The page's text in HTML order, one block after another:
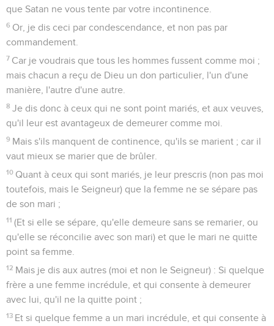
que Satan ne vous tente par votre incontinence.
6 Or, je dis ceci par condescendance, et non pas par
commandement.
7 Car je voudrais que tous les hommes fussent comme moi ;
mais chacun a reçu de Dieu un don particulier, l'un d'une
manière, l'autre d'une autre.
8 Je dis donc à ceux qui ne sont point mariés, et aux veuves,
qu'il leur est avantageux de demeurer comme moi.
9 Mais s'ils manquent de continence, qu'ils se marient ; car il
vaut mieux se marier que de brûler.
10 Quant à ceux qui sont mariés, je leur prescris (non pas moi
toutefois, mais le Seigneur) que la femme ne se sépare pas
de son mari ;
11 (Et si elle se sépare, qu'elle demeure sans se remarier, ou
qu'elle se réconcilie avec son mari) et que le mari ne quitte
point sa femme.
12 Mais je dis aux autres (moi et non le Seigneur) : Si quelque
frère a une femme incrédule, et qui consente à demeurer
avec lui, qu'il ne la quitte point ;
13 Et si quelque femme a un mari incrédule, et qui consente à